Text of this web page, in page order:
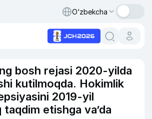
O‘zbekcha
bosh rejasi 2020-yilda
kutilmoqda. Hokimlik
2019-yil
etishga va’da